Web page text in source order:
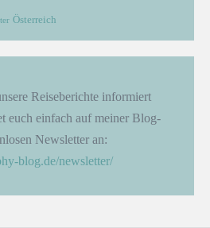
Österreich
Reiseberichte informiert
euch einfach auf meiner Blog-
Newsletter an:
blog.de/newsletter/